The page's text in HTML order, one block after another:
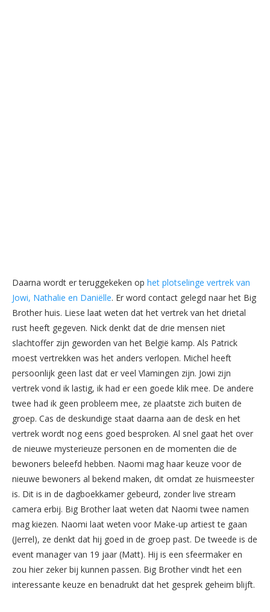
Daarna wordt er teruggekeken op het plotselinge vertrek van
Jowi, Nathalie en Daniëlle. Er word contact gelegd naar het Big
Brother huis. Liese laat weten dat het vertrek van het drietal
rust heeft gegeven. Nick denkt dat de drie mensen niet
slachtoffer zijn geworden van het België kamp. Als Patrick
moest vertrekken was het anders verlopen. Michel heeft
persoonlijk geen last dat er veel Vlamingen zijn. Jowi zijn
vertrek vond ik lastig, ik had er een goede klik mee. De andere
twee had ik geen probleem mee, ze plaatste zich buiten de
groep. Cas de deskundige staat daarna aan de desk en het
vertrek wordt nog eens goed besproken. Al snel gaat het over
de nieuwe mysterieuze personen en de momenten die de
bewoners beleefd hebben. Naomi mag haar keuze voor de
nieuwe bewoners al bekend maken, dit omdat ze huismeester
is. Dit is in de dagboekkamer gebeurd, zonder live stream
camera erbij. Big Brother laat weten dat Naomi twee namen
mag kiezen. Naomi laat weten voor Make-up artiest te gaan
(Jerrel), ze denkt dat hij goed in de groep past. De tweede is de
event manager van 19 jaar (Matt). Hij is een sfeermaker en
zou hier zeker bij kunnen passen. Big Brother vindt het een
interessante keuze en benadrukt dat het gesprek geheim blijft.